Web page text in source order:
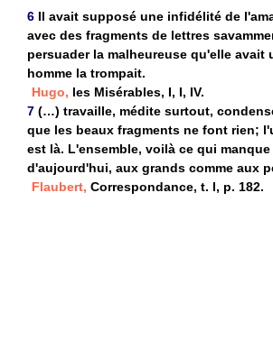
6 Il avait supposé une infidélité de
avec des fragments de lettres
persuader la malheureuse qu'elle avait
homme la trompait.
Hugo, les Misérables, I, I, IV.
7 (…) travaille, médite surtout,
que les beaux fragments ne font rien;
est là. L'ensemble, voilà ce qui
d'aujourd'hui, aux grands comme aux
Flaubert, Correspondance, t. I, p. 182.